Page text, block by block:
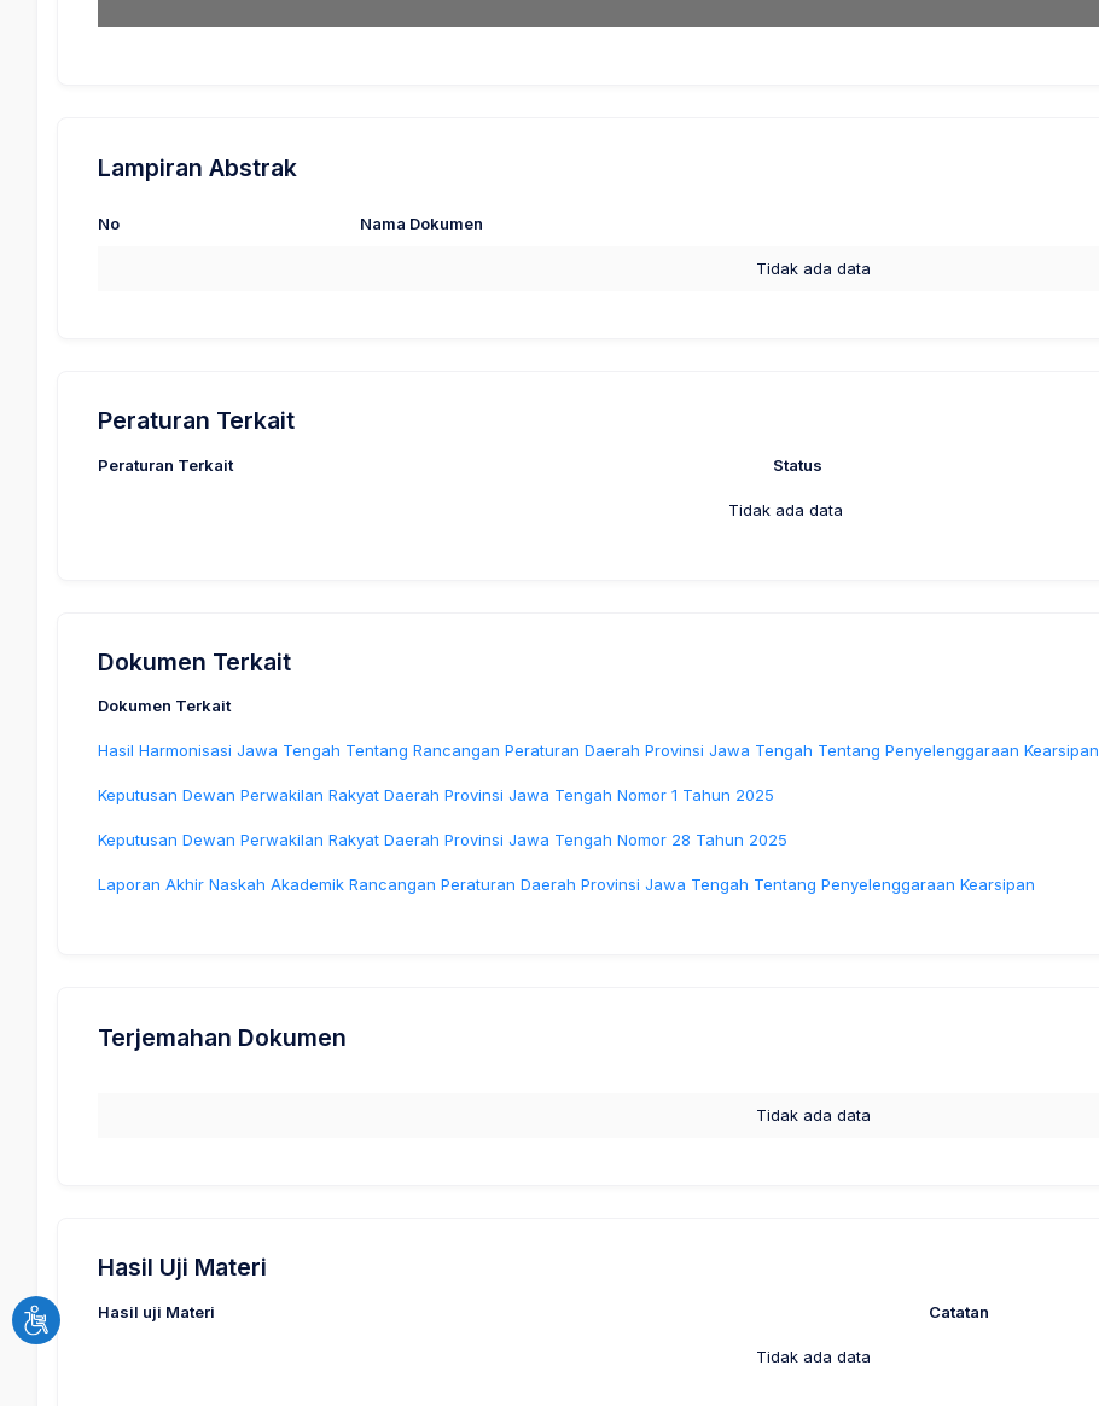
Lampiran Abstrak
No Nama Dokumen
Tidak ada data
Peraturan Terkait
Peraturan Terkait Status
Tidak ada data
Dokumen Terkait
Dokumen Terkait
Hasil Harmonisasi Jawa Tengah Tentang Rancangan Peraturan Daerah Provinsi Jawa Tengah Tentang Penyelenggaraan Kearsipan
Keputusan Dewan Perwakilan Rakyat Daerah Provinsi Jawa Tengah Nomor 1 Tahun 2025
Keputusan Dewan Perwakilan Rakyat Daerah Provinsi Jawa Tengah Nomor 28 Tahun 2025
Laporan Akhir Naskah Akademik Rancangan Peraturan Daerah Provinsi Jawa Tengah Tentang Penyelenggaraan Kearsipan
Terjemahan Dokumen
Tidak ada data
Hasil Uji Materi
Hasil uji Materi Catatan
Tidak ada data